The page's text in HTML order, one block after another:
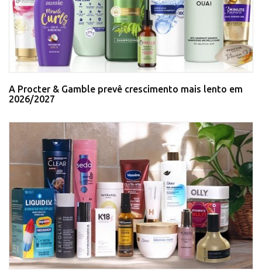
A Procter & Gamble prevê crescimento mais lento em
2026/2027